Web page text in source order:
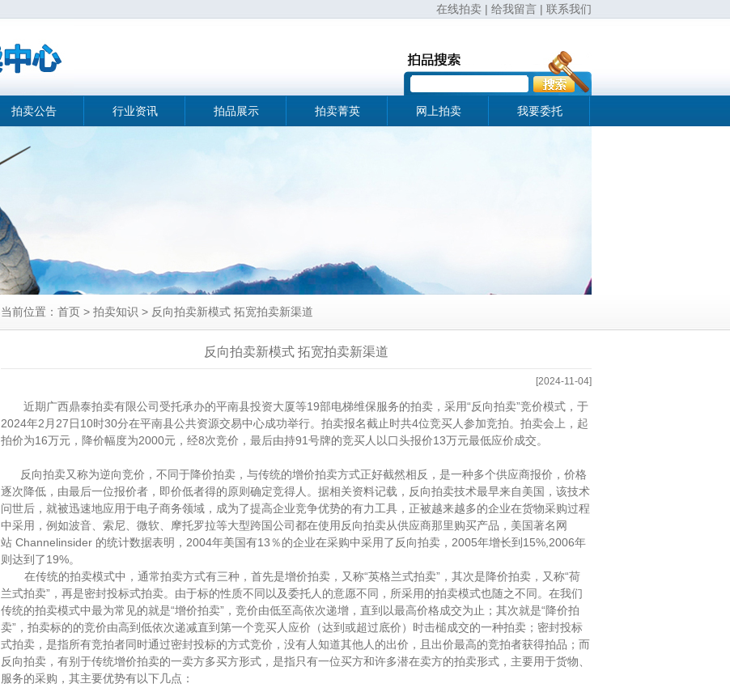
在线拍卖 | 给我留言 | 联系我们
拍卖公告 行业资讯 拍品展示 拍卖菁英 网上拍卖 我要委托
当前位置：首页 > 拍卖知识 > 反向拍卖新模式 拓宽拍卖新渠道
反向拍卖新模式 拓宽拍卖新渠道
[2024-11-04]
近期广西鼎泰拍卖有限公司受托承办的平南县投资大厦等19部电梯维保服务的拍卖，采用“反向拍卖”竞价模式，于
2024年2月27日10时30分在平南县公共资源交易中心成功举行。 拍卖报名截止时共4位竞买人参加竞拍。拍卖会上，起
拍价为16万元，降价幅度为2000元，经8次竞价，最后由持91号牌的竞买人以口头报价13万元最低应价成交。
反向拍卖又称为逆向竞价，不同于降价拍卖，与传统的增价拍卖方式正好截然相反，是一种多个供应商报价，价格
逐次降低，由最后一位报价者，即价低者得的原则确定竞得人。据相关资料记载，反向拍卖技术最早来自美国，该技术
问世后，就被迅速地应用于电子商务领域，成为了提高企业竞争优势的有力工具，正被越来越多的企业在货物采购过程
中采用，例如波音、索尼、微软、摩托罗拉等大型跨国公司都在使用反向拍卖从供应商那里购买产品，美国著名网
站 Channelinsider 的统计数据表明，2004年美国有13％的企业在采购中采用了反向拍卖，2005年增长到15%,2006年
则达到了19%。
在传统的拍卖模式中，通常拍卖方式有三种，首先是增价拍卖，又称“英格兰式拍卖”，其次是降价拍卖，又称“荷
兰式拍卖”，再是密封投标式拍卖。由于标的性质不同以及委托人的意愿不同，所采用的拍卖模式也随之不同。在我们
传统的拍卖模式中最为常见的就是“增价拍卖”，竞价由低至高依次递增，直到以最高价格成交为止；其次就是“降价拍
卖”，拍卖标的的竞价由高到低依次递减直到第一个竞买人应价（达到或超过底价）时击槌成交的一种拍卖；密封投标
式拍卖，是指所有竞拍者同时通过密封投标的方式竞价，没有人知道其他人的出价，且出价最高的竞拍者获得拍品；而
反向拍卖，有别于传统增价拍卖的一卖方多买方形式，是指只有一位买方和许多潜在卖方的拍卖形式，主要用于货物、
服务的采购，其主要优势有以下几点：